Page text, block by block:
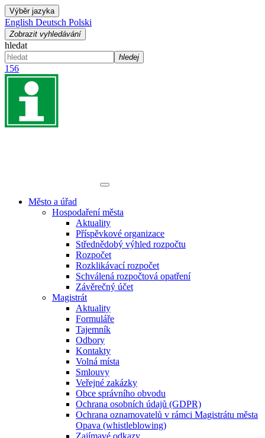
Výběr jazyka
English Deutsch Polski
Zobrazit vyhledávání
hledat
hledej
156
Město a úřad
Hospodaření města
Aktuality
Příspěvkové organizace
Střednědobý výhled rozpočtu
Rozpočet
Rozklikávací rozpočet
Schválená rozpočtová opatření
Závěrečný účet
Magistrát
Aktuality
Formuláře
Tajemník
Odbory
Kontakty
Volná místa
Smlouvy
Veřejné zakázky
Obce správního obvodu
Ochrana osobních údajů (GDPR)
Ochrana oznamovatelů v rámci Magistrátu města
Opava (whistleblowing)